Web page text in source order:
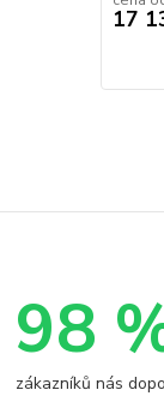
17
98
zákazníků nás